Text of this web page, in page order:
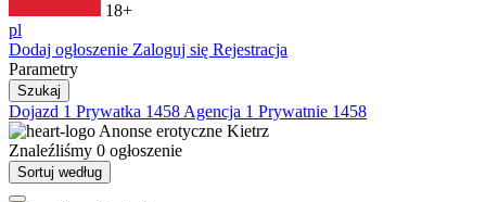
18+
pl
Dodaj ogłoszenie Zaloguj się Rejestracja
Parametry
Szukaj
Dojazd 1 Prywatka 1458 Agencja 1 Prywatnie 1458
Anonse erotyczne Kietrz
Znaleźliśmy 0 ogłoszenie
Sortuj według